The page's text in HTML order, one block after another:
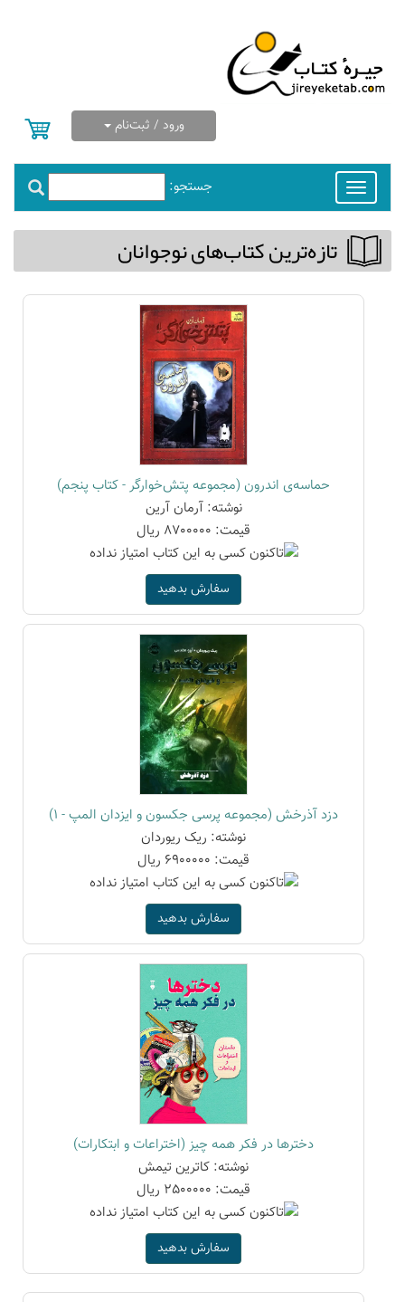
ورود / ثبت‌نام
جستجو:
Toggle
navigation
تازه‌ترین كتاب‌های نوجوانان
حماسه‌ی اندرون (مجموعه پتش‌خوارگر - کتاب پنجم)
نوشته: آرمان آرین
قیمت: 8700000 ریال
سفارش بدهید
دزد آذرخش (مجموعه پرسی جکسون و ایزدان المپ - 1)
نوشته: ریک ریوردان
قیمت: 6900000 ریال
سفارش بدهید
دخترها در فکر همه چیز (اختراعات و ابتکارات)
نوشته: کاترین تیمش
قیمت: 2500000 ریال
سفارش بدهید